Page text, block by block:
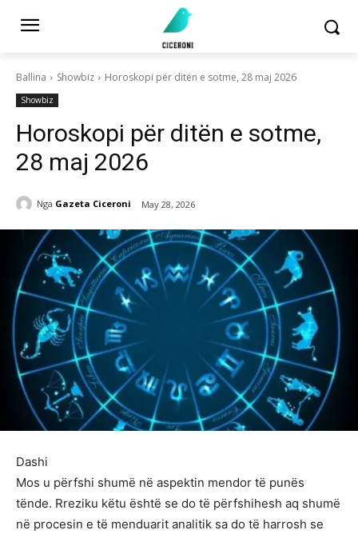
Ballina Showbiz Horoskopi për ditën e sotme, 28 maj 2026
Showbiz
Horoskopi për ditën e sotme,
28 maj 2026
Nga Gazeta Ciceroni May 28, 2026
Dashi
Mos u përfshi shumë në aspektin mendor të punës
tënde. Rreziku këtu është se do të përfshihesh aq shumë
në procesin e të menduarit analitik sa do të harrosh se